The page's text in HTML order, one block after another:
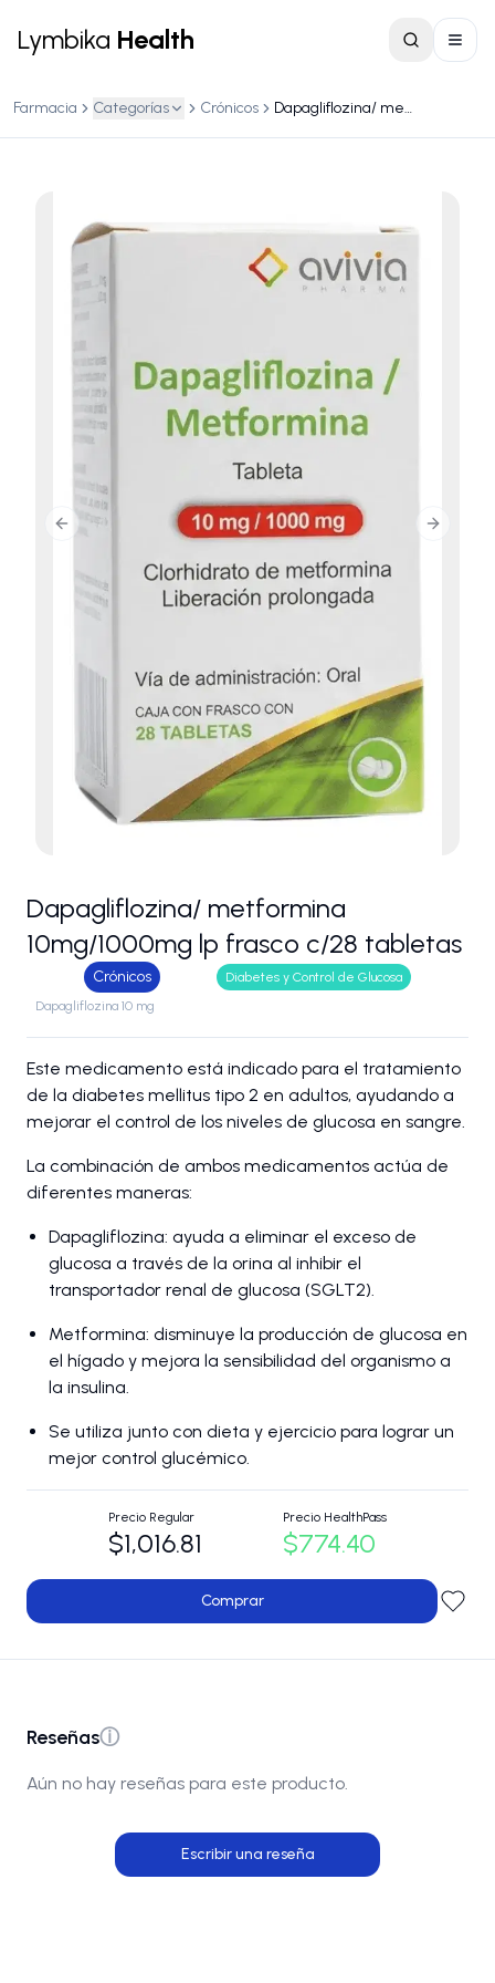
Lymbika Health
Farmacia Categorías Crónicos Dapagliflozina/ metformina 10mg/1000mg lp frasco c/28 tabletas
Previous slide Next
Dapagliflozina/ metformina
10mg/1000mg lp frasco c/28 tabletas
Crónicos
Diabetes y Control de Glucosa
Dapagliflozina 10 mg
Este medicamento está indicado para el tratamiento
de la diabetes mellitus tipo 2 en adultos, ayudando a
mejorar el control de los niveles de glucosa en sangre.
La combinación de ambos medicamentos actúa de
diferentes maneras:
Dapagliflozina: ayuda a eliminar el exceso de
glucosa a través de la orina al inhibir el
transportador renal de glucosa (SGLT2).
Metformina: disminuye la producción de glucosa en
el hígado y mejora la sensibilidad del organismo a
la insulina.
Se utiliza junto con dieta y ejercicio para lograr un
mejor control glucémico.
Precio Regular
$1,016.81
Precio HealthPass
$774.40
Comprar
Reseñasⓘ
Aún no hay reseñas para este producto.
Escribir una reseña